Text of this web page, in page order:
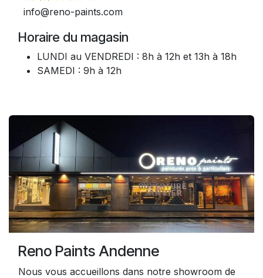
info@reno-paints.com
Horaire du magasin
LUNDI au VENDREDI : 8h à 12h et 13h à 18h
SAMEDI : 9h à 12h
Reno Paints Andenne
Nous vous accueillons dans notre showroom de